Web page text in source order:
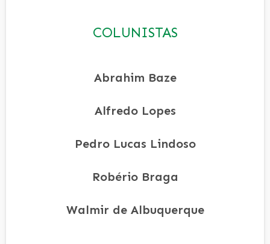
COLUNISTAS
Abrahim Baze
Alfredo Lopes
Pedro Lucas Lindoso
Robério Braga
Walmir de Albuquerque